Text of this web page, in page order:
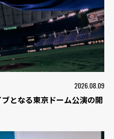
2026.08.09
となる東京ドーム公演の開